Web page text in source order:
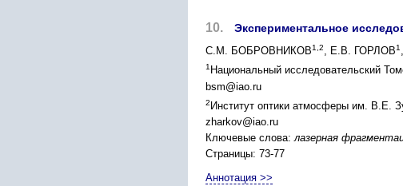
10. Экспериментальное
С.М. БОБРОВНИКОВ1,2, Е.В. ГОРЛОВ1
1 Национальный исследовательский
bsm@iao.ru
2 Институт оптики атмосферы им. В.Е.
zharkov@iao.ru
Ключевые слова: лазерная
Страницы: 73-77
Аннотация >>